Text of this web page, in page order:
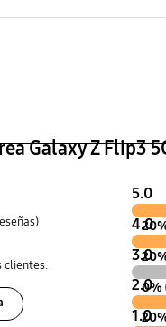
Galaxy Z Flip3
clientes.
5.0
4.0
3.0
0%
2.0
1.0